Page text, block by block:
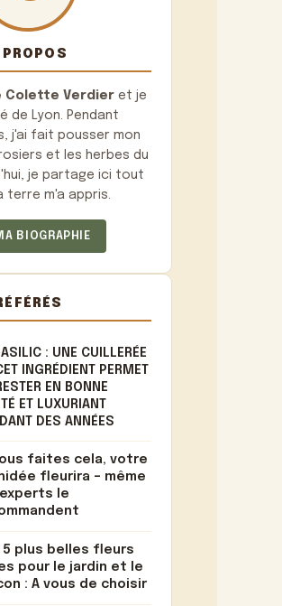
PROPOS
Colette Verdier et je
de Lyon. Pendant
j'ai fait pousser mon
et les herbes du
je partage ici tout
terre m'a appris.
BIOGRAPHIE
: UNE CUILLERÉE
INGRÉDIENT PERMET
EN BONNE
ET LUXURIANT
DES ANNÉES
faites cela, votre
fleurira – même
experts le
5 plus belles fleurs
pour le jardin et le
: A vous de choisir